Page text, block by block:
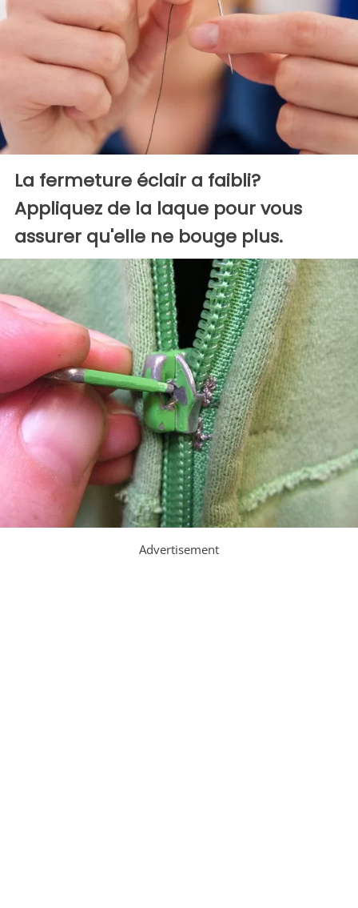
La fermeture éclair a faibli?
Appliquez de la laque pour vous
assurer qu'elle ne bouge plus.
Advertisement